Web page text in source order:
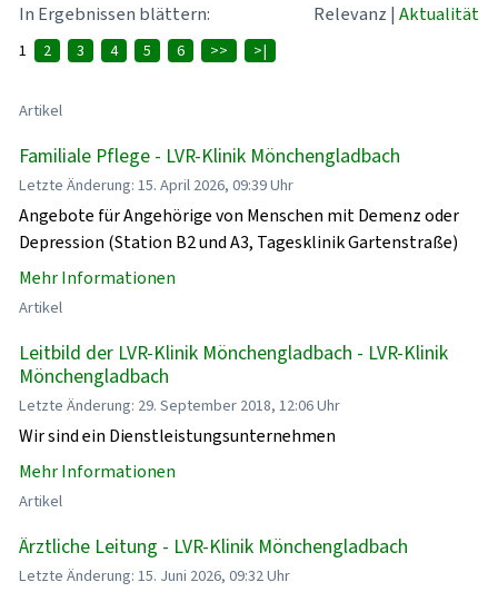
In Ergebnissen blättern:
Relevanz | Aktualität
1 2 3 4 5 6 >> >|
Artikel
Familiale Pflege - LVR-Klinik Mönchengladbach
Letzte Änderung: 15. April 2026, 09:39 Uhr
Angebote für Angehörige von Menschen mit Demenz oder
Depression (Station B2 und A3, Tagesklinik Gartenstraße)
Mehr Informationen
Artikel
Leitbild der LVR-Klinik Mönchengladbach - LVR-Klinik
Mönchengladbach
Letzte Änderung: 29. September 2018, 12:06 Uhr
Wir sind ein Dienstleistungsunternehmen
Mehr Informationen
Artikel
Ärztliche Leitung - LVR-Klinik Mönchengladbach
Letzte Änderung: 15. Juni 2026, 09:32 Uhr